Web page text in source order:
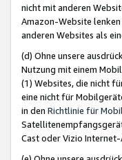
nicht mit anderen
Amazon-Website
anderen Websites als
(d) Ohne unsere
Nutzung mit einem
(1) Websites, die nicht
eine nicht für
in den Richtlinie für
Cast oder Vizio Internet-